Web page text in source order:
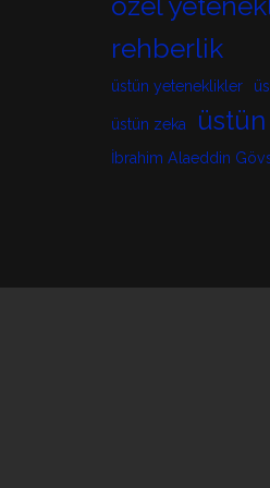
özel
rehberlik
üstün yeteneklikler
üstün zeka üstün
İbrahim Alaeddin